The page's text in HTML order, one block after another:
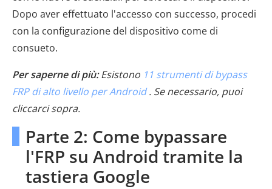
Dopo aver effettuato l'accesso con successo, procedi
con la configurazione del dispositivo come di
consueto.
Per saperne di più:Esistono 11 strumenti di bypass
FRP di alto livello per Android. Se necessario, puoi
cliccarci sopra.
Parte 2: Come bypassare
l'FRP su Android tramite la
tastiera Google